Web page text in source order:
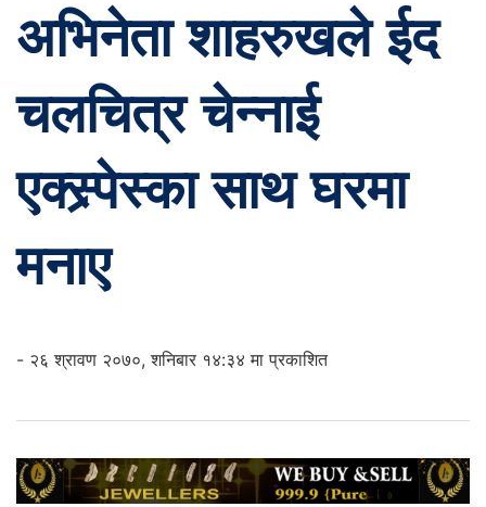
अभिनेता शाहरुखले ईद
चलचित्र चेन्नाई
एक्स्र्पेस्का साथ घरमा
मनाए
- २६ श्रावण २०७०, शनिबार १४:३४ मा प्रकाशित